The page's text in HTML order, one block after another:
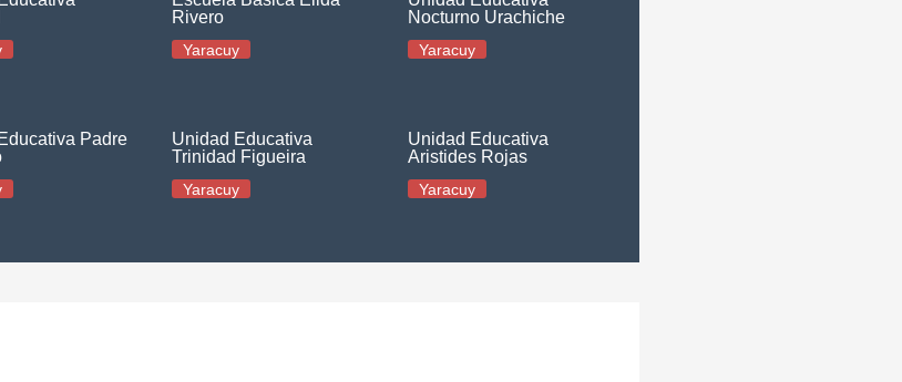
Rivero
Yaracuy
Nocturno Urachiche
Yaracuy
Padre
Unidad Educativa
Trinidad Figueira
Yaracuy
Unidad Educativa
Aristides Rojas
Yaracuy